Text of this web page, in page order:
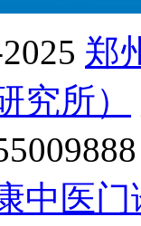
郑
究所）
中医